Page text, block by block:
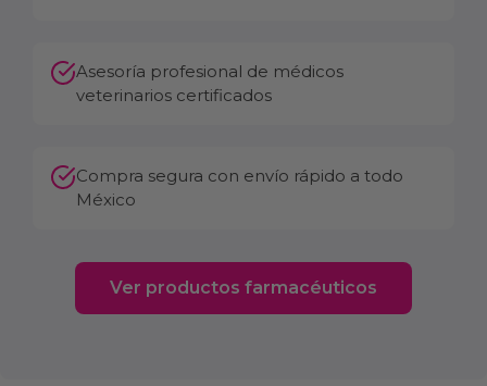
Asesoría profesional de médicos
veterinarios certificados
Compra segura con envío rápido a todo
México
Ver productos farmacéuticos